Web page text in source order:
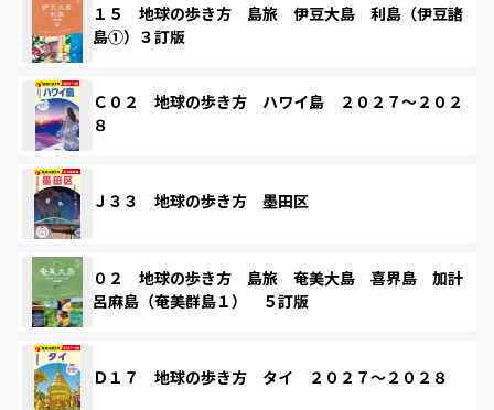
１５ 地球の歩き方 島旅 伊豆大島 利島（伊豆諸
島①）３訂版
Ｃ０２ 地球の歩き方 ハワイ島 ２０２７～２０２
８
Ｊ３３ 地球の歩き方 墨田区
０２ 地球の歩き方 島旅 奄美大島 喜界島 加計
呂麻島（奄美群島１） ５訂版
Ｄ１７ 地球の歩き方 タイ ２０２７～２０２８